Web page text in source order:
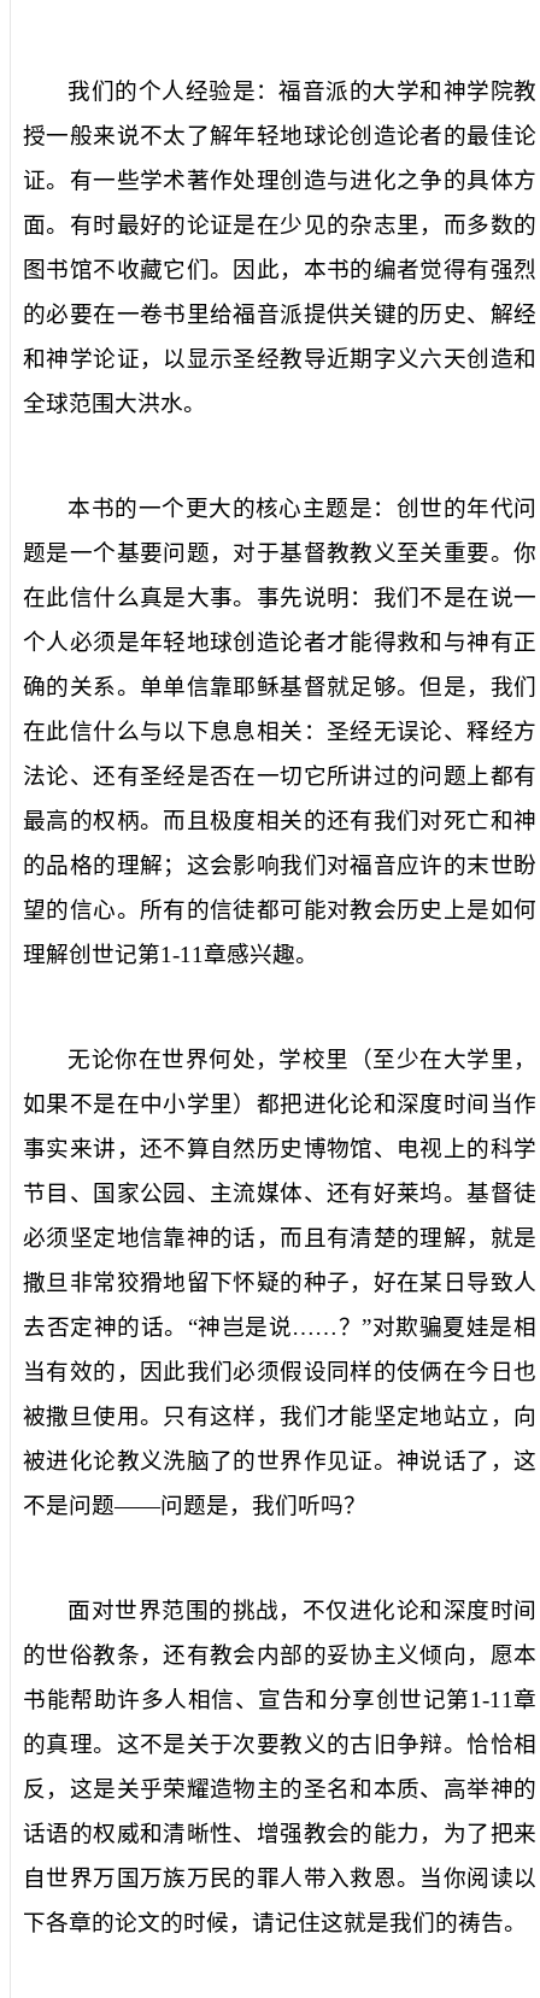
我们的个人经验是：福音派的大学和神学院教
授一般来说不太了解年轻地球论创造论者的最佳论
证。有一些学术著作处理创造与进化之争的具体方
面。有时最好的论证是在少见的杂志里，而多数的
图书馆不收藏它们。因此，本书的编者觉得有强烈
的必要在一卷书里给福音派提供关键的历史、解经
和神学论证，以显示圣经教导近期字义六天创造和
全球范围大洪水。
本书的一个更大的核心主题是：创世的年代问
题是一个基要问题，对于基督教教义至关重要。你
在此信什么真是大事。事先说明：我们不是在说一
个人必须是年轻地球创造论者才能得救和与神有正
确的关系。单单信靠耶稣基督就足够。但是，我们
在此信什么与以下息息相关：圣经无误论、释经方
法论、还有圣经是否在一切它所讲过的问题上都有
最高的权柄。而且极度相关的还有我们对死亡和神
的品格的理解；这会影响我们对福音应许的末世盼
望的信心。所有的信徒都可能对教会历史上是如何
理解创世记第1-11章感兴趣。
无论你在世界何处，学校里（至少在大学里，
如果不是在中小学里）都把进化论和深度时间当作
事实来讲，还不算自然历史博物馆、电视上的科学
节目、国家公园、主流媒体、还有好莱坞。基督徒
必须坚定地信靠神的话，而且有清楚的理解，就是
撒旦非常狡猾地留下怀疑的种子，好在某日导致人
去否定神的话。“神岂是说……？”对欺骗夏娃是相
当有效的，因此我们必须假设同样的伎俩在今日也
被撒旦使用。只有这样，我们才能坚定地站立，向
被进化论教义洗脑了的世界作见证。神说话了，这
不是问题——问题是，我们听吗？
面对世界范围的挑战，不仅进化论和深度时间
的世俗教条，还有教会内部的妥协主义倾向，愿本
书能帮助许多人相信、宣告和分享创世记第1-11章
的真理。这不是关于次要教义的古旧争辩。恰恰相
反，这是关乎荣耀造物主的圣名和本质、高举神的
话语的权威和清晰性、增强教会的能力，为了把来
自世界万国万族万民的罪人带入救恩。当你阅读以
下各章的论文的时候，请记住这就是我们的祷告。